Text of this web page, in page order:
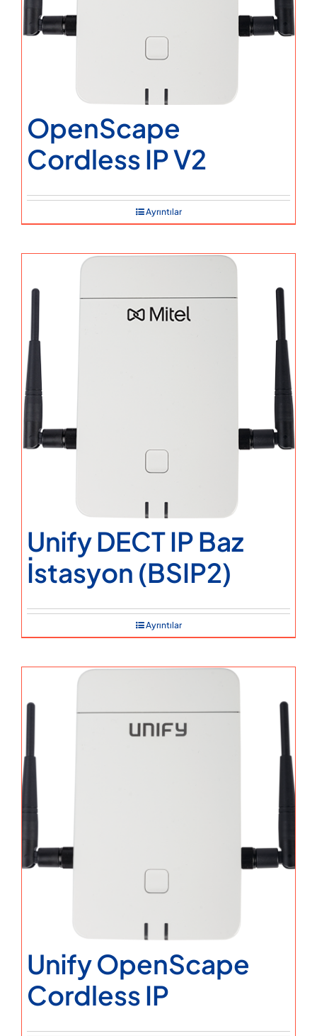
OpenScape
Cordless IP V2
Ayrıntılar
Unify DECT IP Baz
İstasyon (BSIP2)
Ayrıntılar
Unify OpenScape
Cordless IP